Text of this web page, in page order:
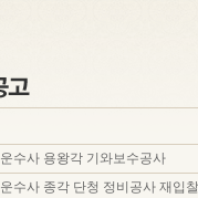
운수사 용왕각 기와보수공사
운수사 종각 단청 정비공사 재입